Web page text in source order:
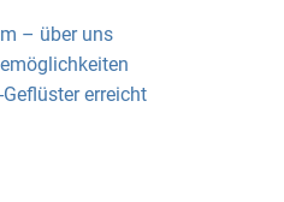
– über uns
erreicht